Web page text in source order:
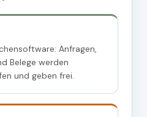
Anfragen,
Belege werden
und geben frei.